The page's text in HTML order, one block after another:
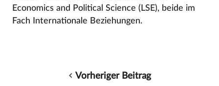
Economics and Political Science (LSE), beide im
Fach Internationale Beziehungen.
Vorheriger Beitrag